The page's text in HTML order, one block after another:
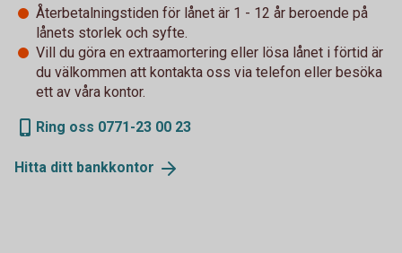
Återbetalningstiden för lånet är 1 - 12 år beroende på
lånets storlek och syfte.
Vill du göra en extraamortering eller lösa lånet i förtid är
du välkommen att kontakta oss via telefon eller besöka
ett av våra kontor.
Ring oss 0771-23 00 23
Hitta ditt bankkontor